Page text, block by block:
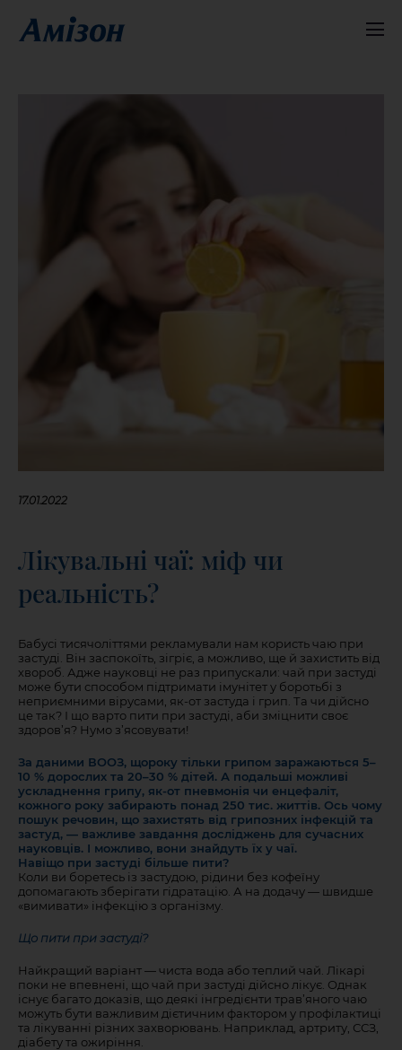
17.01.2022
Лікувальні чаї: міф чи
реальність?
Бабусі тисячоліттями рекламували нам користь чаю при
застуді. Він заспокоїть, зігріє, а можливо, ще й захистить від
хвороб. Адже науковці не раз припускали: чай при застуді
може бути способом підтримати імунітет у боротьбі з
неприємними вірусами, як-от застуда і грип. Та чи дійсно
це так? І що варто пити при застуді, аби зміцнити своє
здоров’я? Нумо з’ясовувати!
За даними ВООЗ, щороку тільки грипом заражаються 5–
10 % дорослих та 20–30 % дітей. А подальші можливі
ускладнення грипу, як-от пневмонія чи енцефаліт,
кожного року забирають понад 250 тис. життів. Ось чому
пошук речовин, що захистять від грипозних інфекцій та
застуд, — важливе завдання досліджень для сучасних
науковців. І можливо, вони знайдуть їх у чаї.
Навіщо при застуді більше пити?
Коли ви боретесь із застудою, рідини без кофеїну
допомагають зберігати гідратацію. А на додачу — швидше
«вимивати» інфекцію з організму.
Що пити при застуді?
Найкращий варіант — чиста вода або теплий чай. Лікарі
поки не впевнені, що чай при застуді дійсно лікує. Однак
існує багато доказів, що деякі інгредієнти трав’яного чаю
можуть бути важливим дієтичним фактором у профілактиці
та лікуванні різних захворювань. Наприклад, артриту, ССЗ,
діабету та ожиріння.